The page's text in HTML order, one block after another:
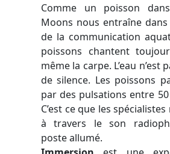
Comme un poisson
Moons nous entraîne dans
de la communication
poissons chantent
même la carpe. L’eau n’est
de silence. Les poissons
par des pulsations entre
C’est ce que les
à travers le son
poste allumé.